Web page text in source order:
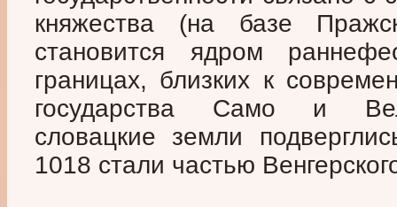
княжества (на базе
становится ядром
границах, близких к
государства Само и
словацкие земли
1018 стали частью